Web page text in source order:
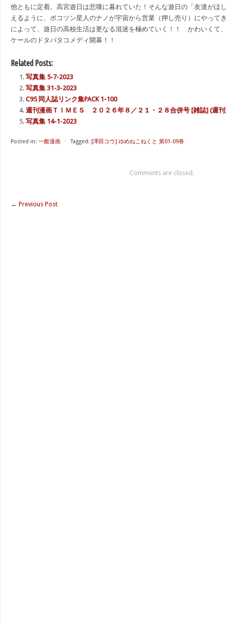
他ともに定着。高宮遊日は悲嘆に暮れていた！そんな遊日の「友達がほ
えるように、ポコツン星人のナノが宇宙から営業（押し売り）にやっ
によって、遊日の高校生活は更なる混迷を極めていく！！ かわいくて
ケールのドタバタコメディ開幕！！
Related Posts:
写真集 5-7-2023
写真集 31-3-2023
C95 同人誌リンク集PACK 1-100
週刊漫画ＴＩＭＥＳ ２０２６年８／２１・２８合併号 [雑誌] (週刊
写真集 14-1-2023
Posted in: 一般漫画 ⋅ Tagged: [澤田コウ] ゆめねこねくと 第01-09巻
Comments are closed.
← Previous Post